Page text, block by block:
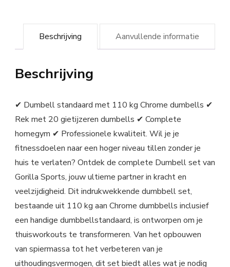
Beschrijving Aanvullende informatie
Beschrijving
✔ Dumbell standaard met 110 kg Chrome dumbells ✔
Rek met 20 gietijzeren dumbells ✔ Complete
homegym ✔ Professionele kwaliteit. Wil je je
fitnessdoelen naar een hoger niveau tillen zonder je
huis te verlaten? Ontdek de complete Dumbell set van
Gorilla Sports, jouw ultieme partner in kracht en
veelzijdigheid. Dit indrukwekkende dumbbell set,
bestaande uit 110 kg aan Chrome dumbbells inclusief
een handige dumbbellstandaard, is ontworpen om je
thuisworkouts te transformeren. Van het opbouwen
van spiermassa tot het verbeteren van je
uithoudingsvermogen, dit set biedt alles wat je nodig